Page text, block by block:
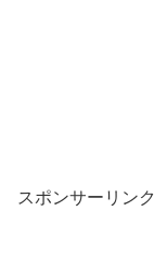
スポンサーリンク